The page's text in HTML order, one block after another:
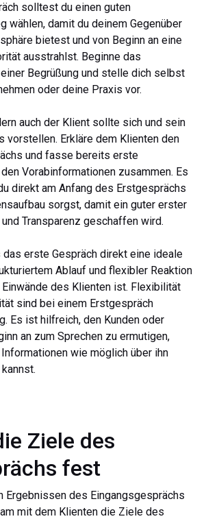
solltest du einen guten
wählen, damit du deinem Gegenüber
bietest und von Beginn an eine
ausstrahlst. Beginne das
Begrüßung und stelle dich selbst
oder deine Praxis vor.
auch der Klient sollte sich und sein
vorstellen. Erkläre dem Klienten den
und fasse bereits erste
Vorabinformationen zusammen. Es
direkt am Anfang des Erstgesprächs
sorgst, damit ein guter erster
Transparenz geschaffen wird.
das erste Gespräch direkt eine ideale
Ablauf und flexibler Reaktion
des Klienten ist. Flexibilität
sind bei einem Erstgespräch
Es ist hilfreich, den Kunden oder
an zum Sprechen zu ermutigen,
wie möglich über ihn
Ziele des
fest
Ergebnissen des Eingangsgesprächs
mit dem Klienten die Ziele des